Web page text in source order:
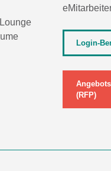
Login-
(RFP)